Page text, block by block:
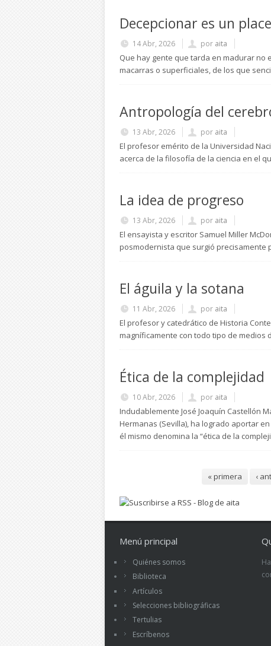
Decepcionar es un
14 Abr, 2026 por aita
Que hay gente que tarda en madurar no
macarras o superficiales, de los que
Antropología del
13 Abr, 2026 por aita
El profesor emérito de la Universidad
acerca de la filosofía de la ciencia en el
La idea de progreso
13 Abr, 2026 por aita
El ensayista y escritor Samuel Miller
posmodernista que surgió precisamente
El águila y la sotana
11 Abr, 2026 por aita
El profesor y catedrático de Historia
magníficamente con todo tipo de medios
Ética de la complejidad
10 Abr, 2026 por aita
Indudablemente José Joaquín Castellón
Hermanas (Sevilla), ha logrado aportar
él mismo denomina la “ética de la
« primera ‹
Menú principal
Quiénes somos
Biblioteca
Artículos
Selecciones bibliográficas
Tertulias
Escríbenos